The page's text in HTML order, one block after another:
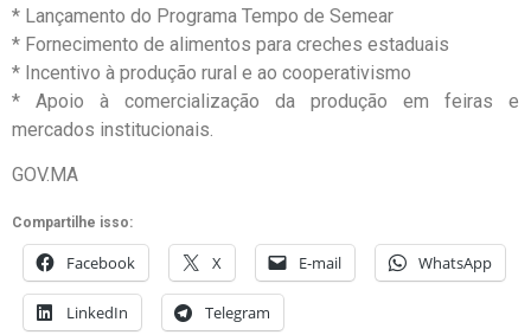
* Lançamento do Programa Tempo de Semear
* Fornecimento de alimentos para creches estaduais
* Incentivo à produção rural e ao cooperativismo
* Apoio à comercialização da produção em feiras e
mercados institucionais.
GOV.MA
Compartilhe isso:
Facebook X E-mail WhatsApp
LinkedIn Telegram